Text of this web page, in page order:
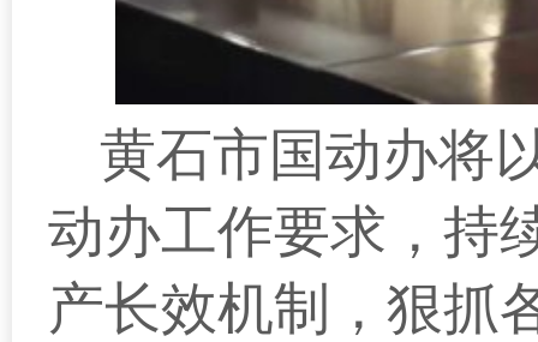
黄石市国动办将
动办工作要求，持
产长效机制，狠抓